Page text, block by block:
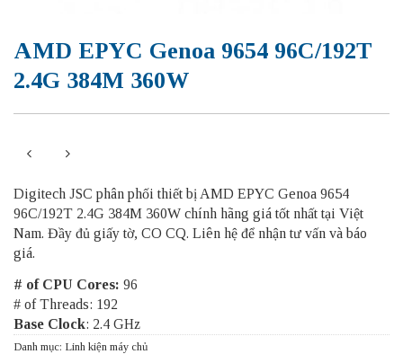
AMD EPYC Genoa 9654 96C/192T
2.4G 384M 360W
Digitech JSC phân phối thiết bị AMD EPYC Genoa 9654
96C/192T 2.4G 384M 360W chính hãng giá tốt nhất tại Việt
Nam. Đầy đủ giấy tờ, CO CQ. Liên hệ để nhận tư vấn và báo
giá.
# of CPU Cores: 96
# of Threads: 192
Base Clock: 2.4 GHz
Danh mục: Linh kiện máy chủ